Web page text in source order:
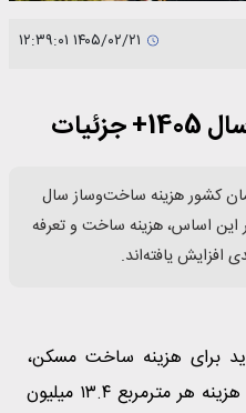
کشور هزینه ساخت‌وساز سال
بر این اساس، هزینه ساخت و تعرفه
برای هزینه ساخت مسکن،
ساختمان‌های یک و دو طبقه با هزینه هر مترمربع ۱۳.۴ میلیون